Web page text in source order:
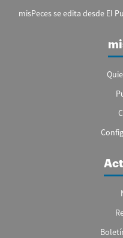
misPeces se edita desde El